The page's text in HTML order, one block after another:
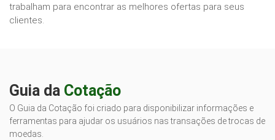
trabalham para encontrar as melhores ofertas para seus
clientes.
Guia da Cotação
O Guia da Cotação foi criado para disponibilizar informações e
ferramentas para ajudar os usuários nas transações de trocas de
moedas.